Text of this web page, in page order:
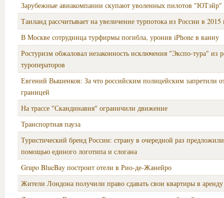
Зарубежные авиакомпании скупают уволенных пилотов
Таиланд рассчитывает на увеличение турпотока из России в 2015
В Москве сотрудница турфирмы погибла, уронив iPhone в ванну
Ростуризм обжаловал незаконность исключения "Экспо-тура" из
туроператоров
Евгений Вышенков: За что российским полицейским запретили
границей
На трассе "Скандинавия" ограничили движение
Транспортная пауза
Туристический бренд России: страну в очередной раз
помощью единого логотипа и слогана
Grupo BlueBay построит отели в Рио-де-Жанейро
Жители Лондона получили право сдавать свои квартиры в